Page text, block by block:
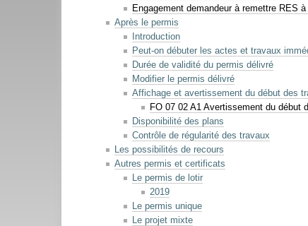
Engagement demandeur à remettre RES
Après le permis
Introduction
Peut-on débuter les actes et travaux
Durée de validité du permis délivré
Modifier le permis délivré
Affichage et avertissement du début des
FO 07 02 A1 Avertissement du début
Disponibilité des plans
Contrôle de régularité des travaux
Les possibilités de recours
Autres permis et certificats
Le permis de lotir
2019
Le permis unique
Le projet mixte